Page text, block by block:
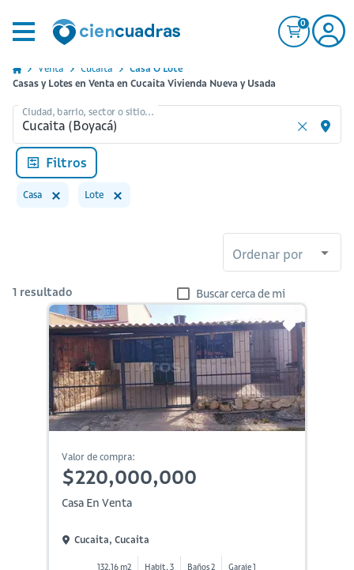
0
Venta Cucaita
Casa O Lote
Casas y Lotes en Venta en Cucaita Vivienda Nueva y Usada
Ciudad, barrio, sector o sitio...
Filtros
Casa Lote
Ordenar por
1 resultado Buscar cerca de mi
Valor de compra:
$220,000,000
Casa En Venta
Cucaita, Cucaita
132.16 m2 Habit. 3 Baños 2 Garaje 1